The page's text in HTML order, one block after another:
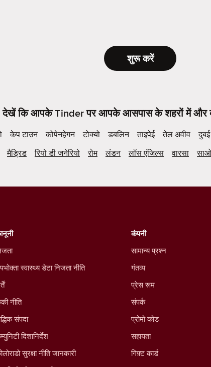
शुरू करें
देखें कि आपके Tinder पर आपके आसपास के शहरों में और
केप टाउन कोपेनहेगन टोक्यो डबलिन ताइपेई तेल अवीव दुबई
मैड्रिड रियो डी जनेरियो रोम लंडन लॉस एंजिल्स वारसा साओ
स्वास्थ्य डेटा निजता नीति
नीति
संपदा
दिशानिर्देश
सुरक्षा नीति जानकारी
कंपनी
सामान्य प्रश्न
गंतव्य
प्रेस रूम
संपर्क
प्रोमो कोड
सहायता
गिफ़्ट कार्ड